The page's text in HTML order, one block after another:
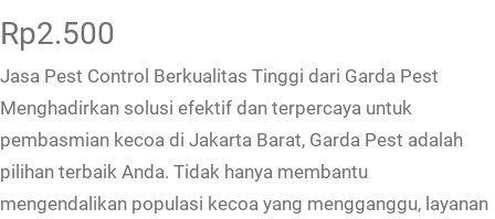
Rp2.500
Jasa Pest Control Berkualitas Tinggi dari Garda Pest
Menghadirkan solusi efektif dan terpercaya untuk
pembasmian kecoa di Jakarta Barat, Garda Pest adalah
pilihan terbaik Anda. Tidak hanya membantu
mengendalikan populasi kecoa yang mengganggu, layanan